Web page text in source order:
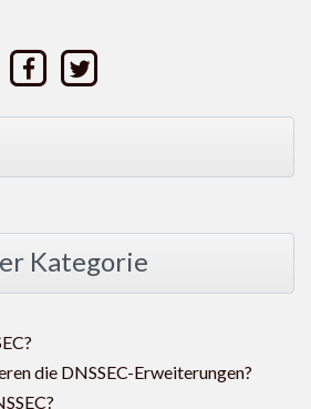
Kategorie
die DNSSEC-Erweiterungen?